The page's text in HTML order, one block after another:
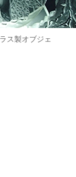
ス製オブジェ